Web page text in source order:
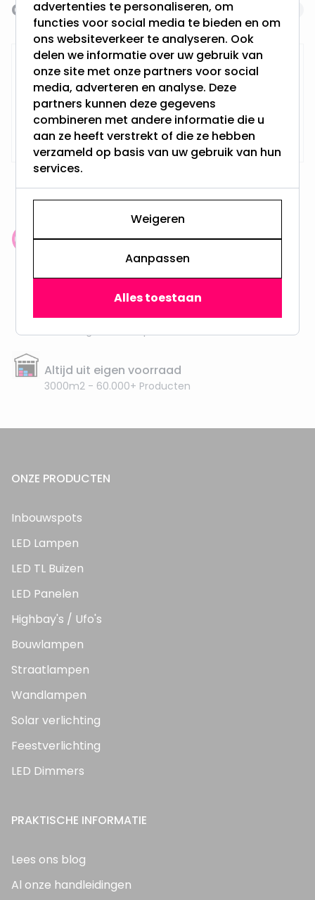
Navigating through the elements of the carousel is
Press to skip carousel
Gerelateerde producten
Gatenzaagset Ø70MM
Niet op voorraad 24,95
Klantenbeoordeling: 9.4/10
meer dan 100.000 klanten gingen u voor
Gratis verzending + snel geleverd
Vanaf EUR100,- naar NL & BE
Altijd uit eigen voorraad
3000m2 - 60.000+ Producten
ONZE PRODUCTEN
Inbouwspots
LED Lampen
LED TL Buizen
LED Panelen
Highbay's / Ufo's
Bouwlampen
Straatlampen
Wandlampen
Solar verlichting
Feestverlichting
LED Dimmers
PRAKTISCHE INFORMATIE
Lees ons blog
Al onze handleidingen
advertenties te personaliseren, om
functies voor social media te bieden en om
ons websiteverkeer te analyseren. Ook
delen we informatie over uw gebruik van
onze site met onze partners voor social
media, adverteren en analyse. Deze
partners kunnen deze gegevens
combineren met andere informatie die u
aan ze heeft verstrekt of die ze hebben
verzameld op basis van uw gebruik van hun
services.
Weigeren
Aanpassen
Alles toestaan